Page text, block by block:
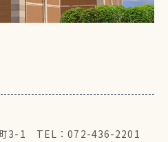
町3-1 TEL：072-436-2201